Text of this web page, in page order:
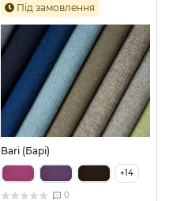
Під замовлення
Bari (Барі)
+14
0